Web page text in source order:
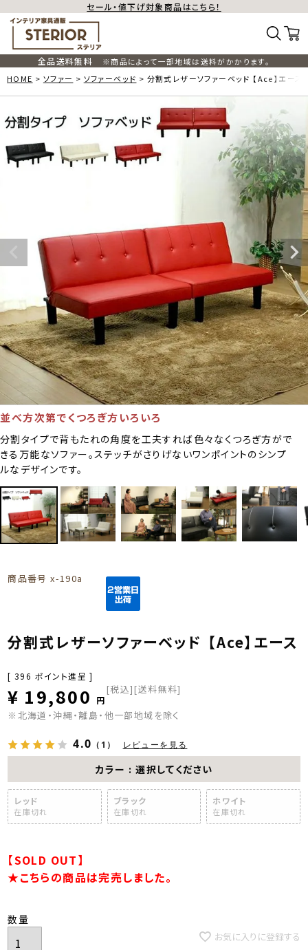
セール・値下げ対象商品はこちら！
全品送料無料
※商品によって一部地域は送料がかかります。
HOME
ソファー ソファーベッド 分割式レザーソファーベッド 【Ace】エース
並べ方次第でくつろぎ方いろいろ
分割タイプで背もたれの角度を工夫すれば色々なくつろぎ方がで
きる万能なソファー。ステッチがさりげないワンポイントのシンプ
ルなデザインです。
商品番号 x-190a
分割式レザーソファーベッド 【Ace】エース
[ 396 ポイント進呈 ]
¥ 19,800 税込 [送料無料]
※北海道・沖縄・離島・他一部地域を除く
4.0 （1） レビューを見る
カラー 選択してください
レッド
在庫切れ
ブラック
在庫切れ
ホワイト
在庫切れ
【SOLD OUT】
★こちらの商品は完売しました。
お気に入りに登録する